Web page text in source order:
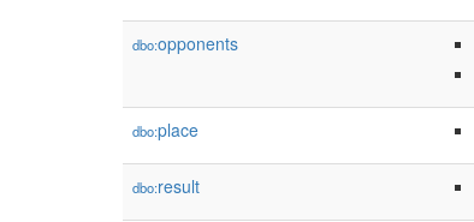
dbo:opponents
dbo:place
dbo:result